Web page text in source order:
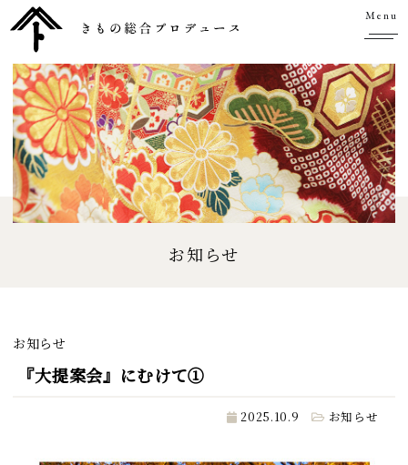
Menu
お知らせ
お知らせ
『大提案会』にむけて①
2025.10.9 お知らせ